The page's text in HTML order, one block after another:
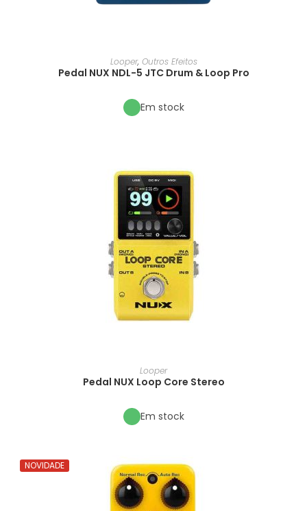
Looper, Outros Efeitos
Pedal NUX NDL-5 JTC Drum & Loop Pro
Em stock
Looper
Pedal NUX Loop Core Stereo
Em stock
NOVIDADE